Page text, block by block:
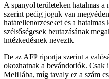
A spanyol területeken hatalmas a
szerint pedig joguk van
határellenőrzéseket és a
szélsőségesek beutazásának
intézkedésnek nevezik.
De az AFP riportja szerint a
okozhatnak a bevándorlók. Csak
Melillába, míg tavaly ez a szám